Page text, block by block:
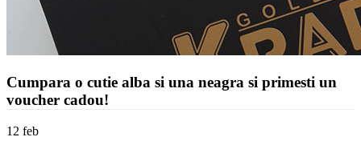
Cumpara o cutie alba si una neagra si primesti un
voucher cadou!
12 feb